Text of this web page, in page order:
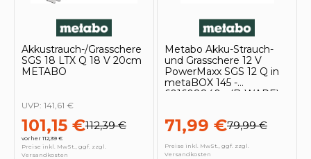
Akkustrauch-/Grasschere
SGS 18 LTX Q 18 V 20cm
METABO
101,15 €112,39 €
vorher 112,39 €
UVP: 141,61 €
Preise inkl. MwSt., ggf. zzgl.
Versandkosten
Metabo Akku-Strauch-
und Grasschere 12 V
PowerMaxx SGS 12 Q in
metaBOX 145 -
601608840 - (B-WARE)
71,99 €79,99 €
Preise inkl. MwSt., ggf. zzgl.
Versandkosten